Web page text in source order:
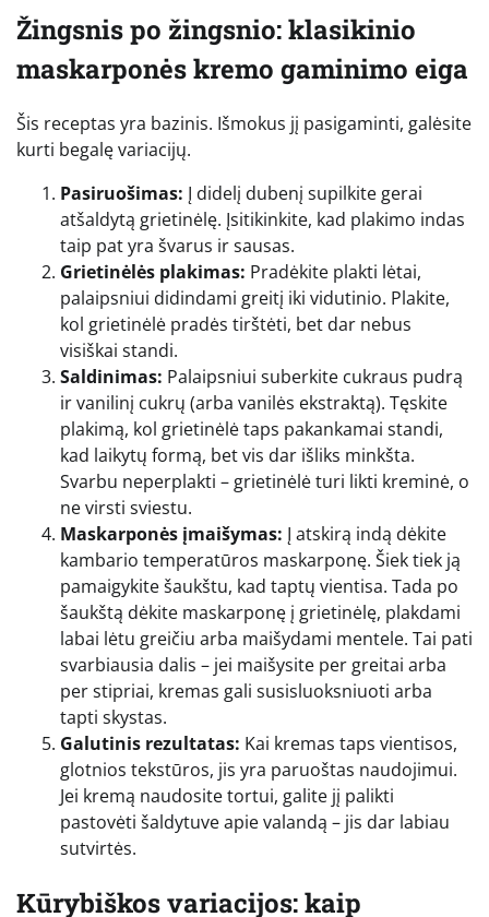
Žingsnis po žingsnio: klasikinio
maskarponės kremo gaminimo eiga
Šis receptas yra bazinis. Išmokus jį pasigaminti, galėsite
kurti begalę variacijų.
Pasiruošimas: Į didelį dubenį supilkite gerai
atšaldytą grietinėlę. Įsitikinkite, kad plakimo indas
taip pat yra švarus ir sausas.
Grietinėlės plakimas: Pradėkite plakti lėtai,
palaipsniui didindami greitį iki vidutinio. Plakite,
kol grietinėlė pradės tirštėti, bet dar nebus
visiškai standi.
Saldinimas: Palaipsniui suberkite cukraus pudrą
ir vanilinį cukrų (arba vanilės ekstraktą). Tęskite
plakimą, kol grietinėlė taps pakankamai standi,
kad laikytų formą, bet vis dar išliks minkšta.
Svarbu neperplakti – grietinėlė turi likti kreminė, o
ne virsti sviestu.
Maskarponės įmaišymas: Į atskirą indą dėkite
kambario temperatūros maskarponę. Šiek tiek ją
pamaigykite šaukštu, kad taptų vientisa. Tada po
šaukštą dėkite maskarponę į grietinėlę, plakdami
labai lėtu greičiu arba maišydami mentele. Tai pati
svarbiausia dalis – jei maišysite per greitai arba
per stipriai, kremas gali susisluoksniuoti arba
tapti skystas.
Galutinis rezultatas: Kai kremas taps vientisos,
glotnios tekstūros, jis yra paruoštas naudojimui.
Jei kremą naudosite tortui, galite jį palikti
pastovėti šaldytuve apie valandą – jis dar labiau
sutvirtės.
Kūrybiškos variacijos: kaip